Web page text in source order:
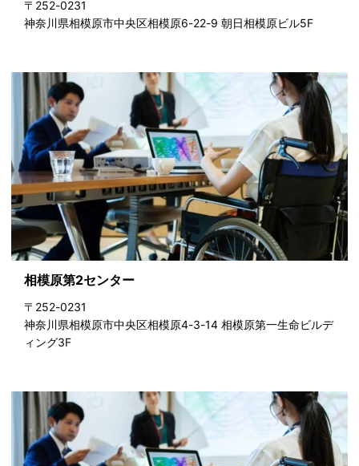
〒252-0231
神奈川県相模原市中央区相模原6-22-9 朝日相模原ビル5F
相模原第2センター
〒252-0231
神奈川県相模原市中央区相模原4-3-14 相模原第一生命ビルデ
ィング3F